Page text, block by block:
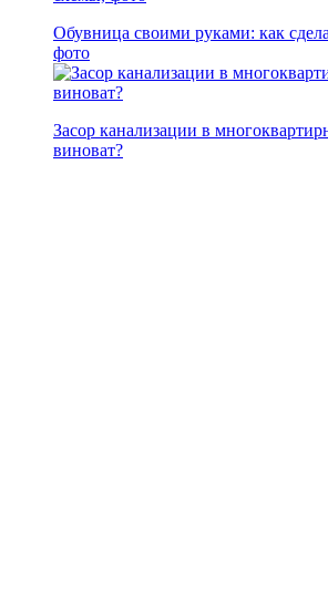
Обувница своими руками: как
фото
Засор канализации в
виноват?